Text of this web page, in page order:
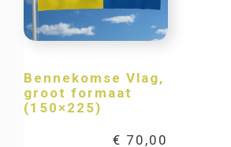
Bennekomse Vlag,
groot formaat
(150×225)
€ 70,00